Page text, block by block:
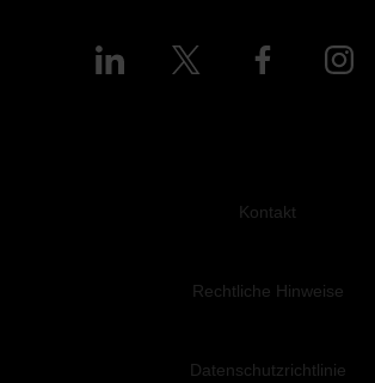
Kontakt
Rechtliche Hinweise
Datenschutzrichtlinie